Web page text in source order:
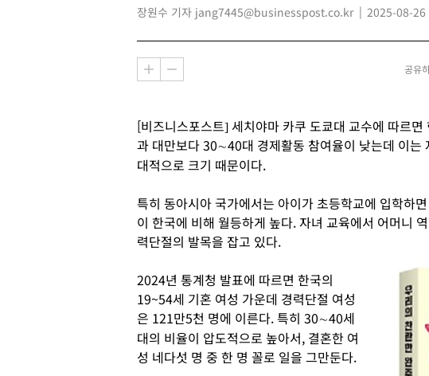
장원수 기자 jang7445@businesspost.co.kr 2025-08-26
공유
[비즈니스포스트] 세치야마 카쿠 도쿄대 교수에 따르
과 대만보다 30∼40대 경제활동 참여율이 낮는데 이는
대적으로 크기 때문이다.
특히 동아시아 국가에서는 아이가 초등학교에 입학하
이 한국에 비해 월등하게 높다. 자녀 교육에서 어머니
력단절의 발목을 잡고 있다.
2024년 통계청 발표에 따르면 한국의
19~54세 기혼 여성 가운데 경력단절 여성
은 121만5천 명에 이른다. 특히 30∼40세
대의 비율이 압도적으로 높아서, 결혼한 여
성 네다섯 명 중 한 명 꼴로 일을 그만둔다.